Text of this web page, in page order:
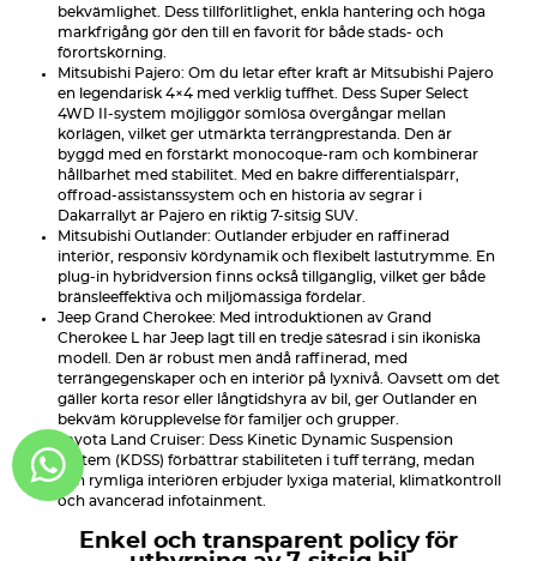
bekvämlighet. Dess tillförlitlighet, enkla hantering och höga
markfrigång gör den till en favorit för både stads- och
förortskörning.
Mitsubishi Pajero: Om du letar efter kraft är Mitsubishi Pajero
en legendarisk 4×4 med verklig tuffhet. Dess Super Select
4WD II-system möjliggör sömlösa övergångar mellan
körlägen, vilket ger utmärkta terrängprestanda. Den är
byggd med en förstärkt monocoque-ram och kombinerar
hållbarhet med stabilitet. Med en bakre differentialspärr,
offroad-assistanssystem och en historia av segrar i
Dakarrallyt är Pajero en riktig 7-sitsig SUV.
Mitsubishi Outlander: Outlander erbjuder en raffinerad
interiör, responsiv kördynamik och flexibelt lastutrymme. En
plug-in hybridversion finns också tillgänglig, vilket ger både
bränsleeffektiva och miljömässiga fördelar.
Jeep Grand Cherokee: Med introduktionen av Grand
Cherokee L har Jeep lagt till en tredje sätesrad i sin ikoniska
modell. Den är robust men ändå raffinerad, med
terrängegenskaper och en interiör på lyxnivå. Oavsett om det
gäller korta resor eller långtidshyra av bil, ger Outlander en
bekväm körupplevelse för familjer och grupper.
Toyota Land Cruiser: Dess Kinetic Dynamic Suspension
System (KDSS) förbättrar stabiliteten i tuff terräng, medan
den rymliga interiören erbjuder lyxiga material, klimatkontroll
och avancerad infotainment.
Enkel och transparent policy för